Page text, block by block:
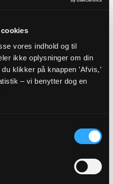
vores indhold og til
ikke oplysninger om din
klikker på knappen ’Afvis,’
– vi benytter dog en
Larsen
5